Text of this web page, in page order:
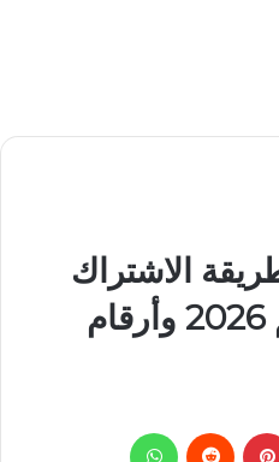
الاشتراك
في مسابقة الحلم 2026 وأرقام
بينتيريست